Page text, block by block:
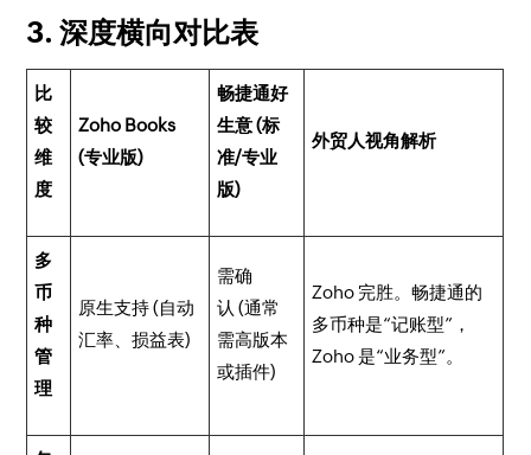
3. 深度横向对比表
比
较
维
度
Zoho Books
(专业版)
畅捷通好
生意 (标
准/专业
版)
外贸人视角解析
多
币
种
管
理
原生支持 (自动
汇率、损益表)
需确
认 (通常
需高版本
或插件)
Zoho 完胜。畅捷通的
多币种是“记账型”，
Zoho 是“业务型”。